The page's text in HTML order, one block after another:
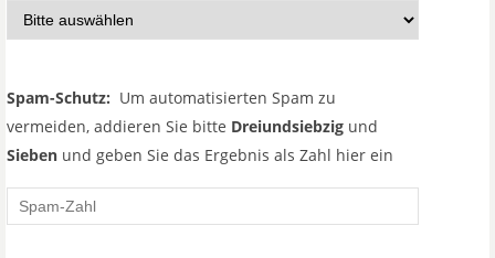
Spam-Schutz: Um automatisierten Spam zu
vermeiden, addieren Sie bitte Dreiundsiebzig und
Sieben und geben Sie das Ergebnis als Zahl hier ein